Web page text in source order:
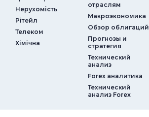
Нерухомість
Рітейл
Телеком
Хімічна
отраслям
Макроэкономика
Обзор облигаций
Прогнозы и
стратегия
Технический
анализ
Forex аналитика
Технический
анализ Forex